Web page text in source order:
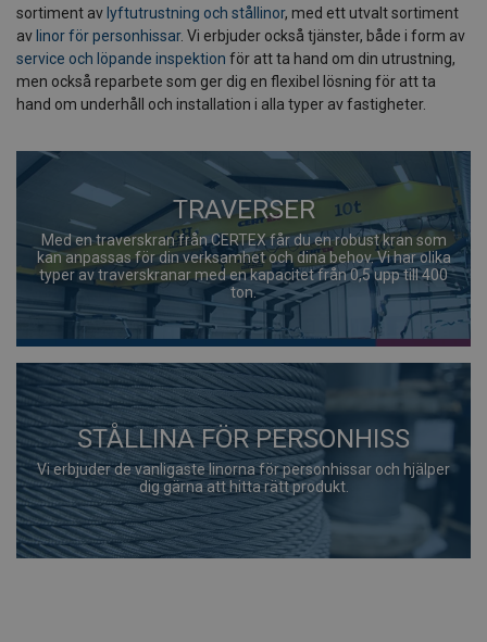
sortiment av lyftutrustning och stållinor, med ett utvalt sortiment
av linor för personhissar. Vi erbjuder också tjänster, både i form av
service och löpande inspektion för att ta hand om din utrustning,
men också reparbete som ger dig en flexibel lösning för att ta
hand om underhåll och installation i alla typer av fastigheter.
TRAVERSER
Med en traverskran från CERTEX får du en robust kran som
kan anpassas för din verksamhet och dina behov. Vi har olika
typer av traverskranar med en kapacitet från 0,5 upp till 400
ton.
STÅLLINA FÖR PERSONHISS
Vi erbjuder de vanligaste linorna för personhissar och hjälper
dig gärna att hitta rätt produkt.